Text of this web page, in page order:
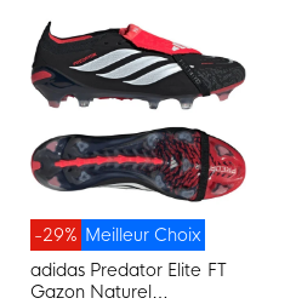
Meilleur Choix
-29%
adidas Predator Elite FT
Gazon Naturel